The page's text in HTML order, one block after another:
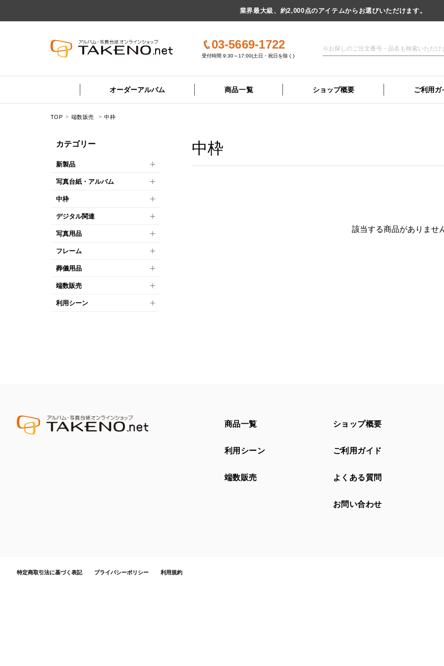
業界最大級、約2,000点のアイテムからお選びいただけます。
03-5669-1722
受付時間 9:30～17:00(土日・祝日を除く)
オーダーアルバム 商品一覧 ショップ概要 ご利用ガ
TOP 端数販売 中枠
カテゴリー
新製品
写真台紙・アルバム
中枠
デジタル関連
写真用品
フレーム
葬儀用品
端数販売
利用シーン
中枠
該当する商品がありませ
商品一覧
利用シーン
端数販売
ショップ概要
ご利用ガイド
よくある質問
お問い合わせ
特定商取引法に基づく表記 プライバシーポリシー 利用規約